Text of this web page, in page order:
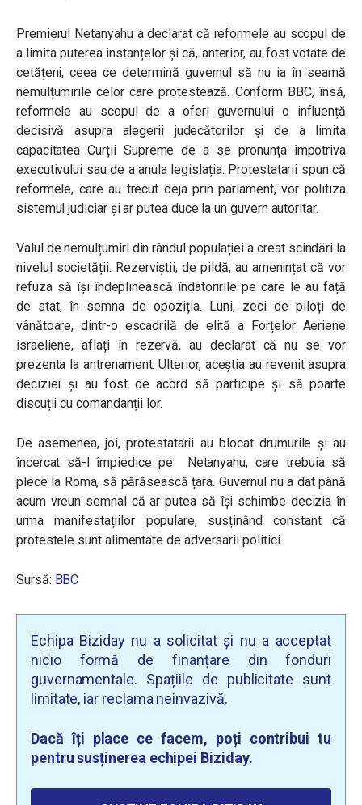
Premierul Netanyahu a declarat că reformele au scopul de
a limita puterea instanțelor și că, anterior, au fost votate de
cetățeni, ceea ce determină guvernul să nu ia în seamă
nemulțumirile celor care protestează. Conform BBC, însă,
reformele au scopul de a oferi guvernului o influență
decisivă asupra alegerii judecătorilor și de a limita
capacitatea Curții Supreme de a se pronunța împotriva
executivului sau de a anula legislația. Protestatarii spun că
reformele, care au trecut deja prin parlament, vor politiza
sistemul judiciar și ar putea duce la un guvern autoritar.
Valul de nemulțumiri din rândul populației a creat scindări la
nivelul societății. Rezerviștii, de pildă, au amenințat că vor
refuza să își îndeplinească îndatoririle pe care le au față
de stat, în semna de opoziția. Luni, zeci de piloți de
vânătoare, dintr-o escadrilă de elită a Forțelor Aeriene
israeliene, aflați în rezervă, au declarat că nu se vor
prezenta la antrenament. Ulterior, aceștia au revenit asupra
deciziei și au fost de acord să participe și să poarte
discuții cu comandanții lor.
De asemenea, joi, protestatarii au blocat drumurile și au
încercat să-l împiedice pe Netanyahu, care trebuia să
plece la Roma, să părăsească țara. Guvernul nu a dat până
acum vreun semnal că ar putea să își schimbe decizia în
urma manifestațiilor populare, susținând constant că
protestele sunt alimentate de adversarii politici.
Sursă: BBC
Echipa Biziday nu a solicitat și nu a acceptat
nicio formă de finanțare din fonduri
guvernamentale. Spațiile de publicitate sunt
limitate, iar reclama neinvazivă.
Dacă îți place ce facem, poți contribui tu
pentru susținerea echipei Biziday.